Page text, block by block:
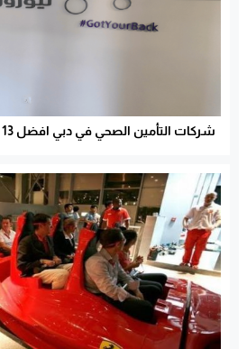
شركات التأمين الصحي في دبي افضل 13 شركة تأمين صحي بدبي